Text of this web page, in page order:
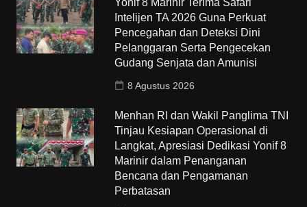
Intelijen TA 2026 Guna Perkuat
Pencegahan dan Deteksi Dini
Pelanggaran Serta Pengecekan
Gudang Senjata dan Amunisi
8 Agustus 2026
Menhan RI dan Wakil Panglima TNI
Tinjau Kesiapan Operasional di
Langkat, Apresiasi Dedikasi Yonif 8
Marinir dalam Penanganan
Bencana dan Pengamanan
Perbatasan